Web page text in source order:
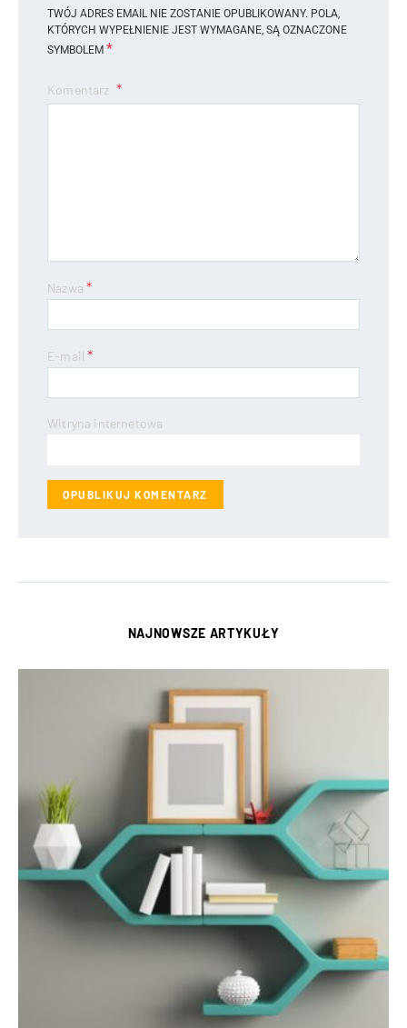
TWÓJ ADRES EMAIL NIE ZOSTANIE OPUBLIKOWANY. POLA,
KTÓRYCH WYPEŁNIENIE JEST WYMAGANE, SĄ OZNACZONE
SYMBOLEM *
Komentarz
Nazwa*
E-mail*
Witryna internetowa
NAJNOWSZE ARTYKUŁY